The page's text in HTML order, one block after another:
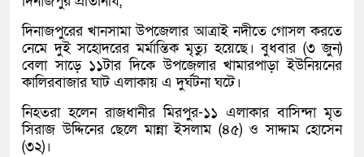
দিনাজপুরের খানসামা উপজেলার আত্রাই নদীতে গোসল করতে
নেমে দুই সহোদরের মর্মান্তিক মৃত্যু হয়েছে। বুধবার (৩ জুন)
বেলা সাড়ে ১১টার দিকে উপজেলার খামারপাড়া ইউনিয়নের
কালিরবাজার ঘাট এলাকায় এ দুর্ঘটনা ঘটে।
নিহতরা হলেন রাজধানীর মিরপুর-১১ এলাকার বাসিন্দা মৃত
সিরাজ উদ্দিনের ছেলে মান্না ইসলাম (৪৫) ও সাদ্দাম হোসেন
(৩২)।